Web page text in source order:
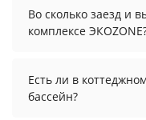
ЭКОZONE
увидеть
Во сколько заезд и
комплексе
осуществить до
Есть ли в
бассейн?